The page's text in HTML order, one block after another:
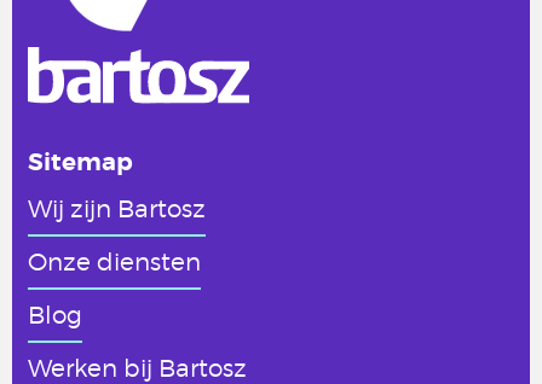
Sitemap
Wij zijn Bartosz
Onze diensten
Blog
Werken bij Bartosz